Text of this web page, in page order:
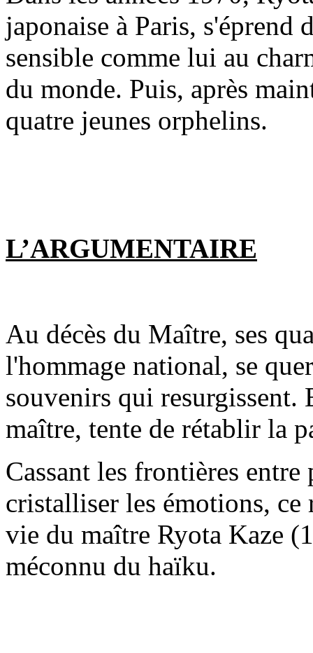
japonaise à Paris, s'éprend
sensible comme lui au
du monde. Puis, après
quatre jeunes orphelins.
L’ARGUMENTAIRE
Au décès du Maître, ses
l'hommage national, se
souvenirs qui resurgissent.
maître, tente de rétablir la
Cassant les frontières
cristalliser les émotions,
vie du maître Ryota Kaze
méconnu du haïku.